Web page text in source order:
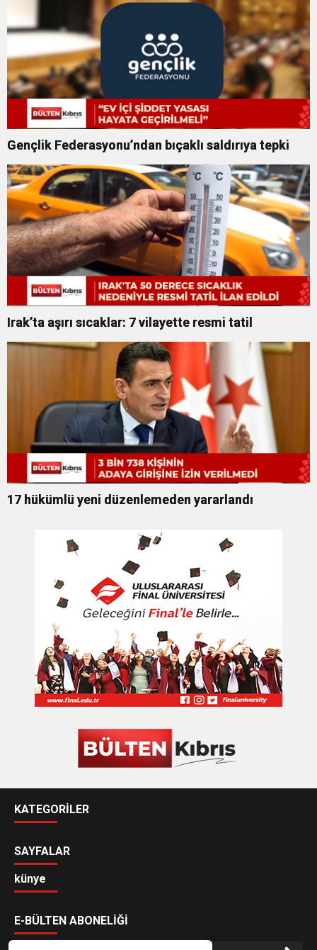
Gençlik Federasyonu’ndan bıçaklı saldırıya tepki
Irak’ta aşırı sıcaklar: 7 vilayette resmi tatil
17 hükümlü yeni düzenlemeden yararlandı
KATEGORİLER
SAYFALAR
künye
E-BÜLTEN ABONELİĞİ